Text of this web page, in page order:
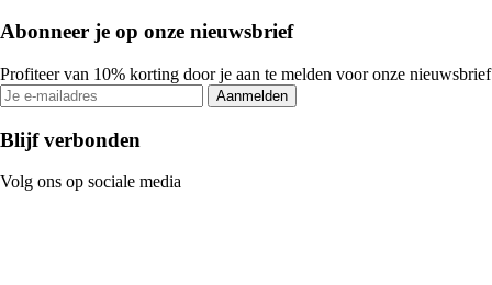
Abonneer je op onze nieuwsbrief
Profiteer van 10% korting door je aan te melden voor onze nieuwsbrief
Aanmelden
Blijf verbonden
Volg ons op sociale media